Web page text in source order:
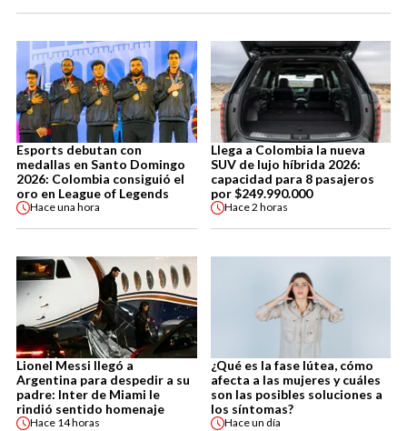
Esports debutan con
medallas en Santo Domingo
2026: Colombia consiguió el
oro en League of Legends
Haceuna hora
Llega a Colombia la nueva
SUV de lujo híbrida 2026:
capacidad para 8 pasajeros
por $249.990.000
Hace2 horas
Lionel Messi llegó a
Argentina para despedir a su
padre: Inter de Miami le
rindió sentido homenaje
Hace 14 horas
¿Qué es la fase lútea, cómo
afecta a las mujeres y cuáles
son las posibles soluciones a
los síntomas?
Haceun día